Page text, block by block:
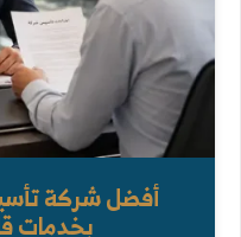
أفضل شركة
بخدمات